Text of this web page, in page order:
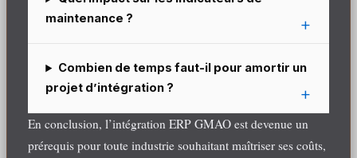
maintenance ?
Combien de temps faut-il pour amortir un
projet d’intégration ?
En conclusion, l’intégration ERP GMAO est devenue un
prérequis pour toute industrie souhaitant maîtriser ses coûts,